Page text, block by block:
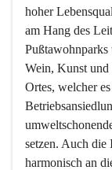
hoher
am Hang des
Pußtawohnparks
Wein, Kunst
Ortes, welcher
setzen. Auch
harmonisch an